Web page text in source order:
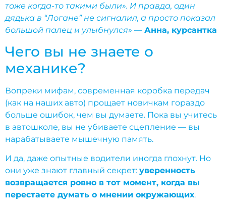
тоже когда-то такими были». И правда, один
дядька в “Логане” не сигналил, а просто показал
большой палец и улыбнулся» — Анна, курсантка
Чего вы не знаете о
механике?
Вопреки мифам, современная коробка передач
(как на наших авто) прощает новичкам гораздо
больше ошибок, чем вы думаете. Пока вы учитесь
в автошколе, вы не убиваете сцепление — вы
нарабатываете мышечную память.
И да, даже опытные водители иногда глохнут. Но
они уже знают главный секрет: уверенность
возвращается ровно в тот момент, когда вы
перестаете думать о мнении окружающих.